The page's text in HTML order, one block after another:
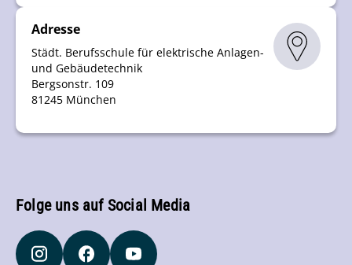
Adresse
Städt. Berufsschule für elektrische Anlagen-
und Gebäudetechnik
Bergsonstr. 109
81245 München
Folge uns auf Social Media